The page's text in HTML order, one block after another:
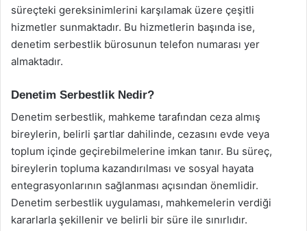
süreçteki gereksinimlerini karşılamak üzere çeşitli
hizmetler sunmaktadır. Bu hizmetlerin başında ise,
denetim serbestlik bürosunun telefon numarası yer
almaktadır.
Denetim Serbestlik Nedir?
Denetim serbestlik, mahkeme tarafından ceza almış
bireylerin, belirli şartlar dahilinde, cezasını evde veya
toplum içinde geçirebilmelerine imkan tanır. Bu süreç,
bireylerin topluma kazandırılması ve sosyal hayata
entegrasyonlarının sağlanması açısından önemlidir.
Denetim serbestlik uygulaması, mahkemelerin verdiği
kararlarla şekillenir ve belirli bir süre ile sınırlıdır.